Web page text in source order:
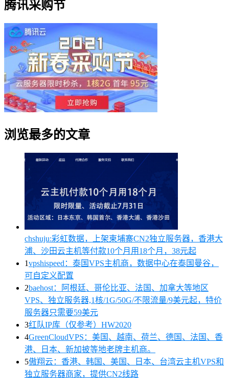
腾讯采购节
浏览最多的文章
chshuju:彩虹数据，上架柬埔寨CN2独立服务器，香港大
浦、沙田云主机等付款10个月用18个月，38元起
1vpshispeed：泰国VPS主机商，数据中心在泰国曼谷，
可自定义配置
2baehost：阿根廷、哥伦比亚、法国、加拿大等地区
VPS、独立服务器,1核/1G/50G/不限流量/9美元起，特价
服务器只需要59美元
3红队IP库（仅参考）HW2020
4GreenCloudVPS：美国、越南、荷兰、德国、法国、香
港、日本、新加披等地老牌主机商。
5傲翔云：香港、韩国、美国、日本、台湾云主机VPS和
独立服务器商家，提供CN2线路